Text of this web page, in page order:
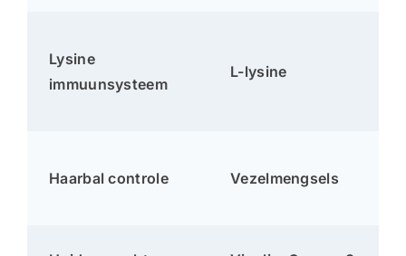
Lysine
immuunsysteem
L-lysine
Haarbal controle Vezelmengsels